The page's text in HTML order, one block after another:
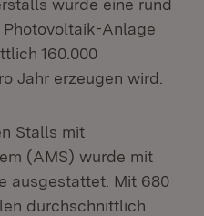
wurde eine rund
Anlage
160.000
Jahr erzeugen wird.
Stalls mit
(AMS) wurde mit
ausgestattet. Mit 680
durchschnittlich